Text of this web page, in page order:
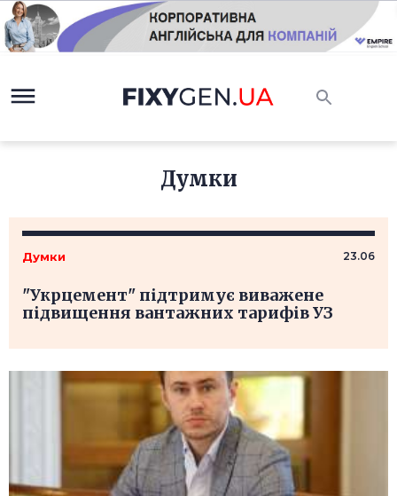
Думки
Думки 23.06
"Укрцемент" підтримує виважене
підвищення вантажних тарифів УЗ